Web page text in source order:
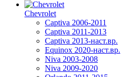
Chevrolet
Captiva 2006-2011
Captiva 2011-2013
Captiva 2013-наст.вр.
Equinox 2020-наст.вр.
Niva 2003-2008
Niva 2009-2020